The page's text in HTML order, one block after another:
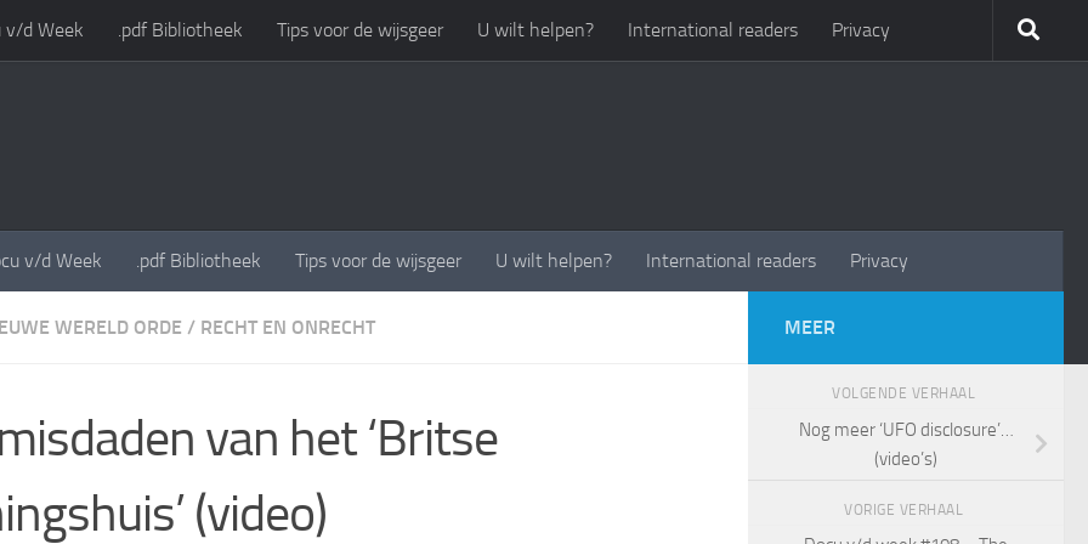
v/d Week .pdf Bibliotheek Tips voor de wijsgeer U wilt helpen? International readers Privacy
v/d Week .pdf Bibliotheek Tips voor de wijsgeer U wilt helpen? International readers Privacy
WERELD ORDE / RECHT EN ONRECHT
van het ‘Britse
(video)
MEER
VOLGENDE VERHAAL
Nog meer ‘UFO disclosure’…
(video’s)
VORIGE VERHAAL